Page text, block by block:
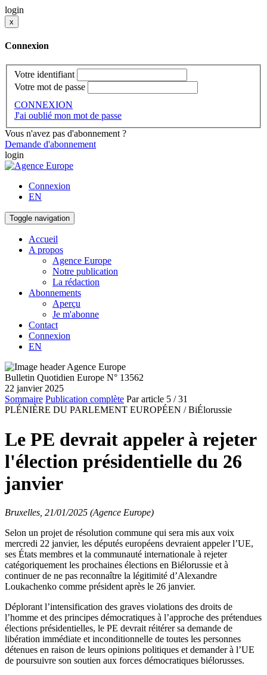
login
x
Connexion
Votre identifiant
Votre mot de passe
CONNEXION
J'ai oublié mon mot de passe
Vous n'avez pas d'abonnement ?
Demande d'abonnement
login
Connexion
EN
Toggle navigation
Accueil
A propos
Agence Europe
Notre publication
La rédaction
Abonnements
Aperçu
Je m'abonne
Contact
Connexion
EN
Bulletin Quotidien Europe N° 13562
22 janvier 2025
Sommaire Publication complète Par article 5 / 31
PLÉNIÈRE DU PARLEMENT EUROPÉEN / BiÉlorussie
Le PE devrait appeler à rejeter
l'élection présidentielle du 26
janvier
Bruxelles, 21/01/2025 (Agence Europe)
Selon un projet de résolution commune qui sera mis aux voix
mercredi 22 janvier, les députés européens devraient appeler l’UE,
ses États membres et la communauté internationale à rejeter
catégoriquement les prochaines élections en Biélorussie et à
continuer de ne pas reconnaître la légitimité d’Alexandre
Loukachenko comme président après le 26 janvier.
Déplorant l’intensification des graves violations des droits de
l’homme et des principes démocratiques à l’approche des prétendues
élections présidentielles, le PE devrait réitérer sa demande de
libération immédiate et inconditionnelle de toutes les personnes
détenues en raison de leurs opinions politiques et demander à l’UE
de poursuivre son soutien aux forces démocratiques biélorusses.